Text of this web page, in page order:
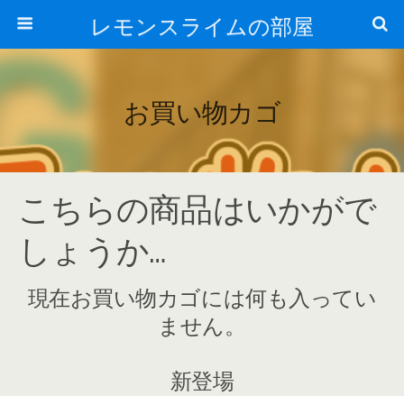
レモンスライムの部屋
お買い物カゴ
こちらの商品はいかがで
しょうか…
現在お買い物カゴには何も入ってい
ません。
新登場